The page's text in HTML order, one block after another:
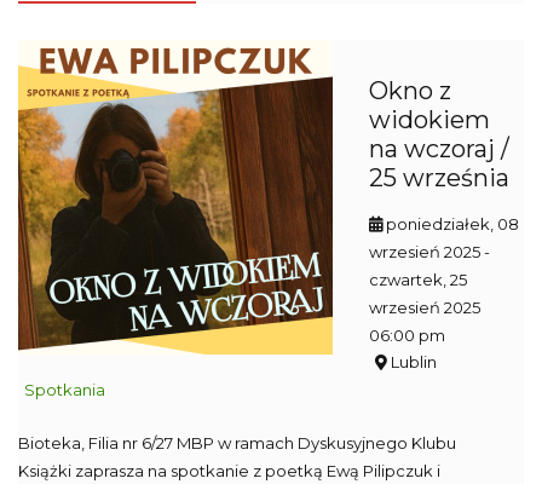
Okno z
widokiem
na wczoraj /
25 września
poniedziałek, 08
wrzesień 2025-
czwartek, 25
wrzesień 2025
06:00 pm
Lublin
Spotkania
Bioteka, Filia nr 6/27 MBP w ramach Dyskusyjnego Klubu
Książki zaprasza na spotkanie z poetką Ewą Pilipczuk i